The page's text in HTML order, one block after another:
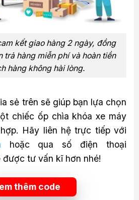
kết giao hàng 2 ngày, đồng
trả hàng miễn phí và hoàn tiền
hàng không hài lòng.
sẻ trên sẽ giúp bạn lựa chọn
chiếc ốp chìa khóa xe máy
Hãy liên hệ trực tiếp với
hoặc qua số điện thoại
tư vấn kĩ hơn nhé!
thêm code